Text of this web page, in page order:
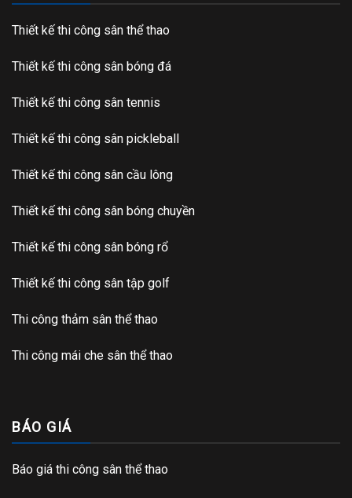
Thiết kế thi công sân thể thao
Thiết kế thi công sân bóng đá
Thiết kế thi công sân tennis
Thiết kế thi công sân pickleball
Thiết kế thi công sân cầu lông
Thiết kế thi công sân bóng chuyền
Thiết kế thi công sân bóng rổ
Thiết kế thi công sân tập golf
Thi công thảm sân thể thao
Thi công mái che sân thể thao
BÁO GIÁ
Báo giá thi công sân thể thao